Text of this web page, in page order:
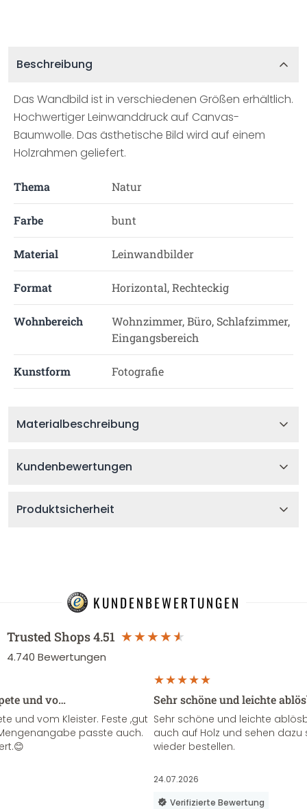
Beschreibung
Das Wandbild ist in verschiedenen Größen erhältlich.
Hochwertiger Leinwanddruck auf Canvas-
Baumwolle. Das ästhetische Bild wird auf einem
Holzrahmen geliefert.
Thema Natur
Farbe bunt
Material Leinwandbilder
Format Horizontal, Rechteckig
Wohnbereich
Wohnzimmer, Büro, Schlafzimmer,
Eingangsbereich
Kunstform Fotografie
Materialbeschreibung
Kundenbewertungen
Produktsicherheit
KUNDENBEWERTUNGEN
Trusted Shops4.51
4.740 Bewertungen
und vo…
und vom Kleister. Feste ,gut
passte auch.
Sehr schöne und leichte
Sehr schöne und leichte
auch auf Holz und sehen
wieder bestellen.
24.07.2026
Verifizierte Bewertung